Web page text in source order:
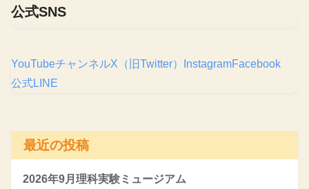
公式SNS
YouTubeチャンネルX（旧Twitter） InstagramFacebook
公式LINE
最近の投稿
2026年9月理科実験ミュージアム